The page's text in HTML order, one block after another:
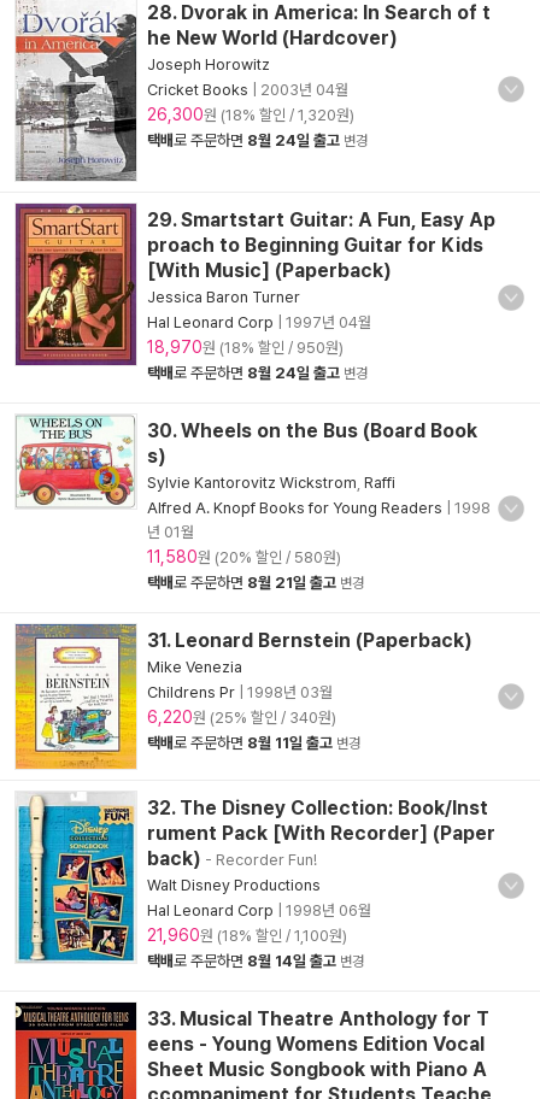
28. Dvorak in America: In Search of t
he New World (Hardcover)
Joseph Horowitz
Cricket Books
2003년 04월
26,300원 (18% 할인 / 1,320원)
택배로 주문하면 8월 24일 출고 변경
29. Smartstart Guitar: A Fun, Easy Ap
proach to Beginning Guitar for Kids
[With Music] (Paperback)
Jessica Baron Turner
Hal Leonard Corp
1997년 04월
18,970원 (18% 할인 / 950원)
택배로 주문하면 8월 24일 출고 변경
30. Wheels on the Bus (Board Book
s)
Sylvie Kantorovitz Wickstrom Raffi
Alfred A. Knopf Books for Young Readers
1998
년 01월
11,580원 (20% 할인 / 580원)
택배로 주문하면 8월 21일 출고 변경
31. Leonard Bernstein (Paperback)
Mike Venezia
Childrens Pr
1998년 03월
6,220원 (25% 할인 / 340원)
택배로 주문하면 8월 11일 출고 변경
32. The Disney Collection: Book/Inst
rument Pack [With Recorder] (Paper
back) - Recorder Fun!
Walt Disney Productions
Hal Leonard Corp
1998년 06월
21,960원 (18% 할인 / 1,100원)
택배로 주문하면 8월 14일 출고 변경
33. Musical Theatre Anthology for T
eens - Young Womens Edition Vocal
Sheet Music Songbook with Piano A